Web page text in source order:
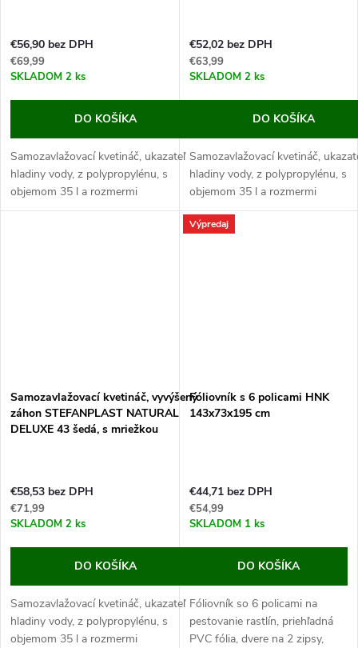
€56,90 bez DPH
€69,99
SKLADOM 2 ks
DO KOŠÍKA
Samozavlažovací kvetináč, ukazateľ
hladiny vody, z polypropylénu, s
objemom 35 l a rozmermi
43x43x142cm.
Tento kvetináč je vyrábaný z odolného
€52,02 bez DPH
€63,99
SKLADOM 2 ks
DO KOŠÍKA
Samozavlažovací kvetináč,
hladiny vody, z polypropylénu, s
objemom 35 l a rozmermi
43x43x142cm.
Tento kvetináč je vyrábaný z
Samozavlažovací kvetináč, vyvýšený
záhon STEFANPLAST NATURAL
DELUXE 43 šedá, s mriežkou
€58,53 bez DPH
€71,99
SKLADOM 2 ks
DO KOŠÍKA
Samozavlažovací kvetináč, ukazateľ
hladiny vody, z polypropylénu, s
objemom 35 l a rozmermi
Výpredaj
Fóliovník s 6 policami HNK
143x73x195 cm
€44,71 bez DPH
€54,99
SKLADOM 1 ks
DO KOŠÍKA
Fóliovník so 6 policami na
pestovanie rastlín, priehľadná
PVC fólia, dvere na 2 zipsy,